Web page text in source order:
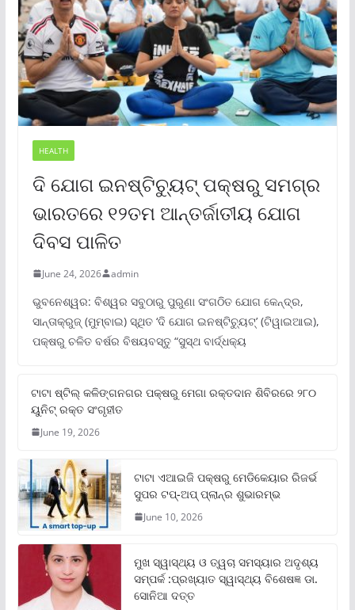
HEALTH
ଦି ଯୋଗ ଇନଷ୍ଟିଚ୍ୟୁଟ୍ ପକ୍ଷରୁ ସମଗ୍ର
ଭାରତରେ ୧୨ତମ ଆନ୍ତର୍ଜାତୀୟ ଯୋଗ
ଦିବସ ପାଳିତ
June 24, 2026 admin
ଭୁବନେଶ୍ୱର: ବିଶ୍ୱର ସବୁଠାରୁ ପୁରୁଣା ସଂଗଠିତ ଯୋଗ କେନ୍ଦ୍ର,
ସାନ୍ତାକ୍ରୁଜ୍ (ମୁମ୍ବାଇ) ସ୍ଥିତ ‘ଦି ଯୋଗ ଇନଷ୍ଟିଚ୍ୟୁଟ୍‌’ (ଟିୱାଇଆଇ),
ପକ୍ଷରୁ ଚଳିତ ବର୍ଷର ବିଷୟବସ୍ତୁ “ସୁସ୍ଥ ବାର୍ଦ୍ଧକ୍ୟ
ଟାଟା ଷ୍ଟିଲ୍‌ କଳିଙ୍ଗନଗର ପକ୍ଷରୁ ମେଗା ରକ୍ତଦାନ ଶିବିରରେ ୨୮୦
ୟୁନିଟ୍‌ ରକ୍ତ ସଂଗୃହୀତ
June 19, 2026
ଟାଟା ଏଆଇଜି ପକ୍ଷରୁ ମେଡିକେୟାର ରିଜର୍ଭ
ସୁପର ଟପ୍‌-ଅପ୍ ପ୍ଲାନ୍‌ର ଶୁଭାରମ୍ଭ
June 10, 2026
ମୁଖ ସ୍ୱାସ୍ଥ୍ୟ ଓ ତ୍ୱଚା ସମସ୍ୟାର ଅଦୃଶ୍ୟ
ସମ୍ପର୍କ :ପ୍ରଖ୍ୟାତ ସ୍ୱାସ୍ଥ୍ୟ ବିଶେଷଜ୍ଞ ଡା.
ସୋନିଆ ଦତ୍ତ